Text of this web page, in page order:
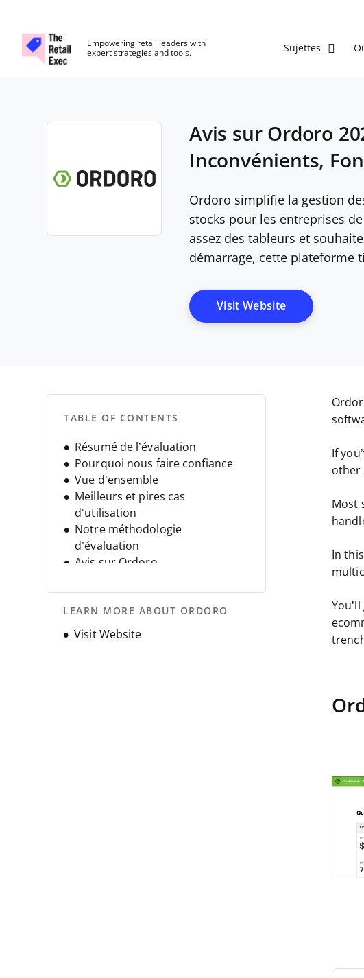
Empowering retail leaders with
expert strategies and tools.
Sujettes
Avis sur Ordoro
Inconvénients,
Ordoro simplifie la gestion
stocks pour les entreprises
assez des tableurs et
démarrage, cette plateforme
Visit WebsiteOpens New
TABLE OF CONTENTS
Résumé de l’évaluation
Pourquoi nous faire confiance
Vue d’ensemble
Meilleurs et pires cas
d'utilisation
Notre méthodologie
d’évaluation
Avis sur Ordoro
d’Ordoro
Alternatives
FAQ
LEARN MORE ABOUT ORDORO
Visit Website
Opens new window
If
other
Most
In